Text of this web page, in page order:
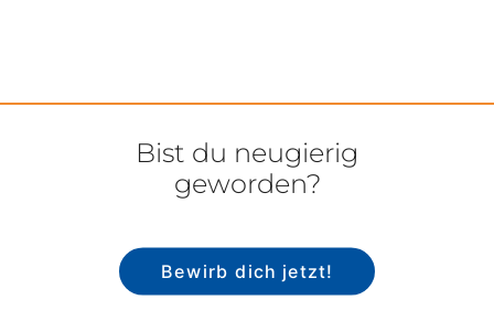
Bist du neugierig
geworden?
Bewirb dich jetzt!